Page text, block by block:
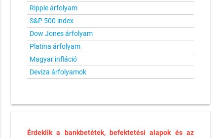
Ripple árfolyam
S&P 500 index
Dow Jones árfolyam
Platina árfolyam
Magyar infláció
Deviza árfolyamok
Érdeklik a bankbetétek, befektetési alapok és az